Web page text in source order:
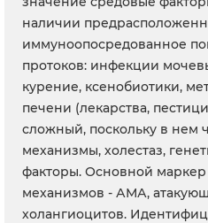
наличии
иммуноопосредованное
протоков: инфекции
курение, ксенобиотики,
печени (лекарства,
сложный, поскольку в нем
механизмы, холестаз,
факторы. Основной
механизмов - АМА,
холангиоцитов.